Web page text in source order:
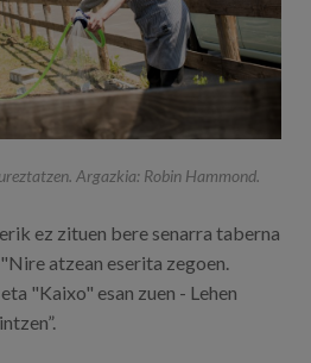
Argazkia: Robin Hammond.
ez zituen bere senarra taberna
atzean eserita zegoen.
"Kaixo" esan zuen - Lehen